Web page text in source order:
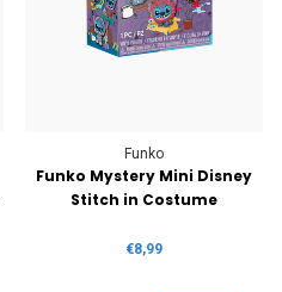
Funko
Funko Mystery Mini Disney
Stitch in Costume
€8,99